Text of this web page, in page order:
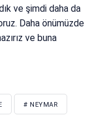
ve şimdi daha da
Daha önümüzde
ve buna
# NEYMAR